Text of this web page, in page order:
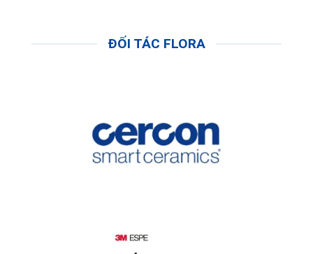
ĐỐI TÁC FLORA